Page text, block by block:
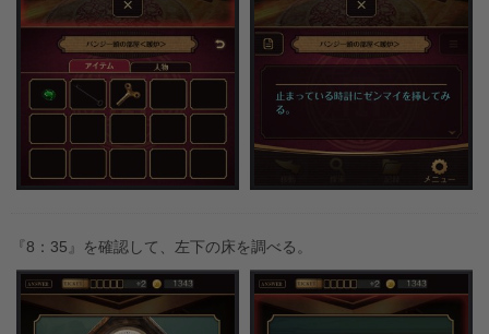
『8：35』を確認して、左下の床を調べる。